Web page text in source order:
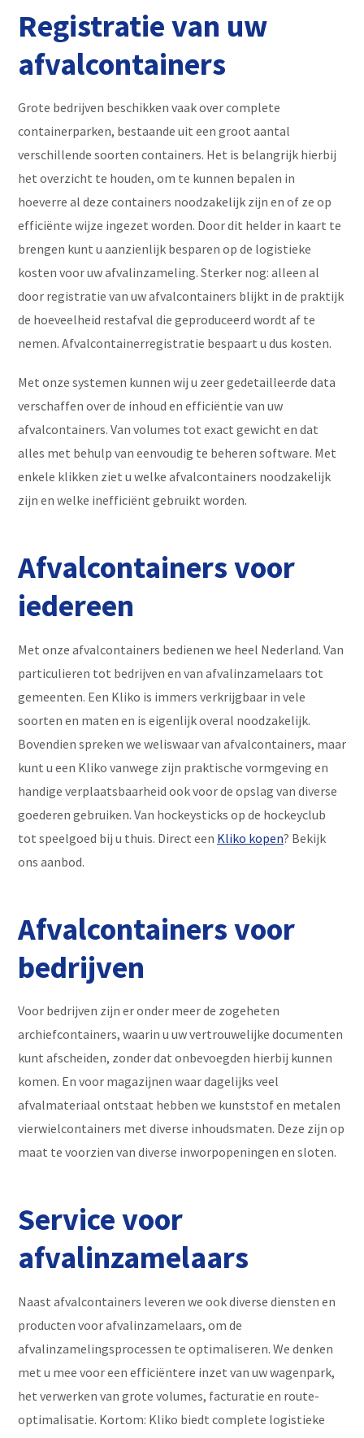
Registratie van uw
afvalcontainers
Grote bedrijven beschikken vaak over complete
containerparken, bestaande uit een groot aantal
verschillende soorten containers. Het is belangrijk hierbij
het overzicht te houden, om te kunnen bepalen in
hoeverre al deze containers noodzakelijk zijn en of ze op
efficiënte wijze ingezet worden. Door dit helder in kaart te
brengen kunt u aanzienlijk besparen op de logistieke
kosten voor uw afvalinzameling. Sterker nog: alleen al
door registratie van uw afvalcontainers blijkt in de praktijk
de hoeveelheid restafval die geproduceerd wordt af te
nemen. Afvalcontainerregistratie bespaart u dus kosten.
Met onze systemen kunnen wij u zeer gedetailleerde data
verschaffen over de inhoud en efficiëntie van uw
afvalcontainers. Van volumes tot exact gewicht en dat
alles met behulp van eenvoudig te beheren software. Met
enkele klikken ziet u welke afvalcontainers noodzakelijk
zijn en welke inefficiënt gebruikt worden.
Afvalcontainers voor
iedereen
Met onze afvalcontainers bedienen we heel Nederland. Van
particulieren tot bedrijven en van afvalinzamelaars tot
gemeenten. Een Kliko is immers verkrijgbaar in vele
soorten en maten en is eigenlijk overal noodzakelijk.
Bovendien spreken we weliswaar van afvalcontainers, maar
kunt u een Kliko vanwege zijn praktische vormgeving en
handige verplaatsbaarheid ook voor de opslag van diverse
goederen gebruiken. Van hockeysticks op de hockeyclub
tot speelgoed bij u thuis. Direct een Kliko kopen? Bekijk
ons aanbod.
Afvalcontainers voor
bedrijven
Voor bedrijven zijn er onder meer de zogeheten
archiefcontainers, waarin u uw vertrouwelijke documenten
kunt afscheiden, zonder dat onbevoegden hierbij kunnen
komen. En voor magazijnen waar dagelijks veel
afvalmateriaal ontstaat hebben we kunststof en metalen
vierwielcontainers met diverse inhoudsmaten. Deze zijn op
maat te voorzien van diverse inworpopeningen en sloten.
Service voor
afvalinzamelaars
Naast afvalcontainers leveren we ook diverse diensten en
producten voor afvalinzamelaars, om de
afvalinzamelingsprocessen te optimaliseren. We denken
met u mee voor een efficiëntere inzet van uw wagenpark,
het verwerken van grote volumes, facturatie en route-
optimalisatie. Kortom: Kliko biedt complete logistieke